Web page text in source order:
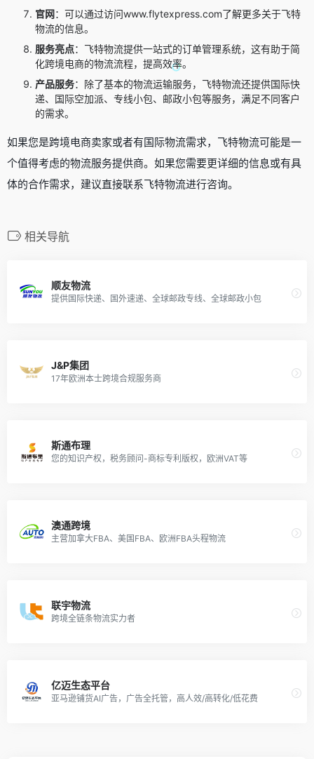
官网：可以通过访问www.flytexpress.com了解更多关于飞特
物流的信息。
服务亮点：飞特物流提供一站式的订单管理系统，这有助于简
化跨境电商的物流流程，提高效率。
产品服务：除了基本的物流运输服务，飞特物流还提供国际快
递、国际空加派、专线小包、邮政小包等服务，满足不同客户
的需求。
如果您是跨境电商卖家或者有国际物流需求，飞特物流可能是一
个值得考虑的物流服务提供商。如果您需要更详细的信息或有具
体的合作需求，建议直接联系飞特物流进行咨询。
相关导航
顺友物流
提供国际快递、国外速递、全球邮政专线、全球邮政小包
J&P集团
17年欧洲本士跨境合规服务商
斯通布理
您的知识产权，税务顾问-商标专利版权，欧洲VAT等
澳通跨境
主营加拿大FBA、美国FBA、欧洲FBA头程物流
联宇物流
跨境全链条物流实力者
亿迈生态平台
亚马逊铺货AI广告，广告全托管，高人效/高转化/低花费